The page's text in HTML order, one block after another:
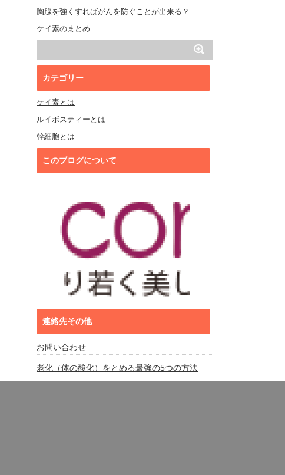
胸腺を強くすればがんを防ぐことが出来る？
ケイ素のまとめ
カテゴリー
ケイ素とは
ルイボスティーとは
幹細胞とは
このブログについて
連絡先その他
お問い合わせ
老化（体の酸化）をとめる最強の5つの方法